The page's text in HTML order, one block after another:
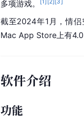
多项游戏。
截至2024年1月，情侣
Mac App Store上有
软件介绍
功能